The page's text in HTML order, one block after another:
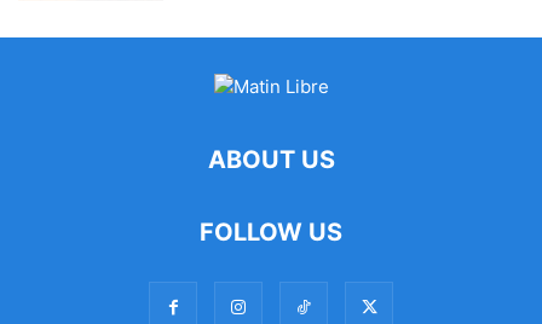
ABOUT US
FOLLOW US